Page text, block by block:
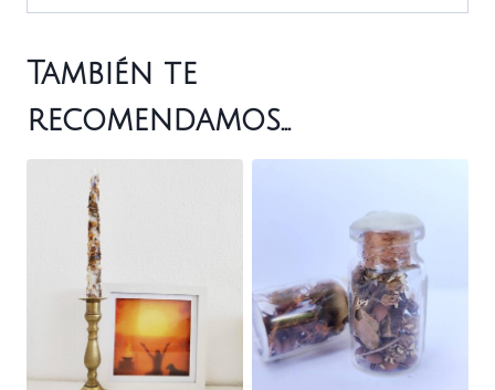
También te
recomendamos…